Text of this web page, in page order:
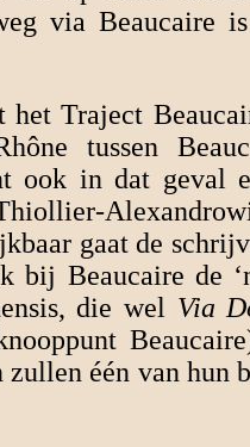
via Beaucaire
het Traject
tussen
ook in dat geval
gaat de
bij Beaucaire de
die wel Via
zullen één van